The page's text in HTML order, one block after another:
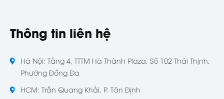
Thông tin liên hệ
Hà Nội: Tầng 4, TTTM Hà Thành Plaza, Số 102 Thái Thịnh,
Phường Đống Đa
HCM: Trần Quang Khải, P. Tân Định